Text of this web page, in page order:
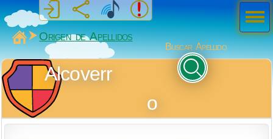
MiSabueso
Origen de Apellidos
Buscar Apellido
Alcoverr
o
Men
ú